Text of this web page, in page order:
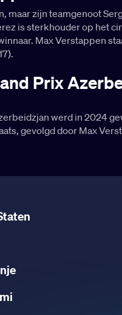
maar zijn teamgenoot
is sterkhouder op het
Max Verstappen
Prix
werd in 2024
gevolgd door Max